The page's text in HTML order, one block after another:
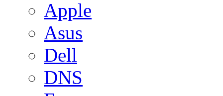
Apple
Asus
Dell
DNS